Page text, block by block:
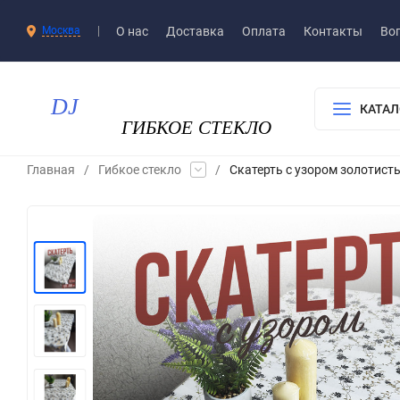
Москва О нас Доставка​ Оплата Контакты
Главная / Гибкое стекло / Скатерть с узором